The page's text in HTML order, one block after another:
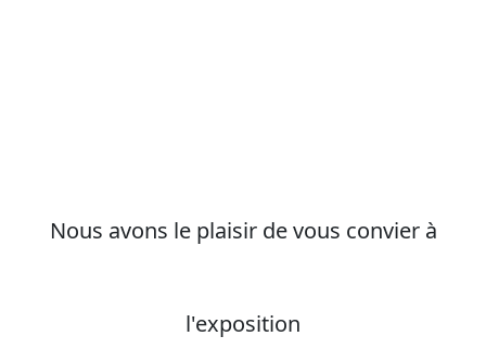
Nous avons le plaisir de vous convier à
l'exposition